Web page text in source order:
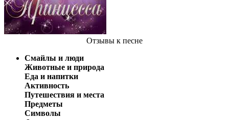
Отзывы к песне
Смайлы и люди
Животные и природа
Еда и напитки
Активность
Путешествия и места
Предметы
Символы